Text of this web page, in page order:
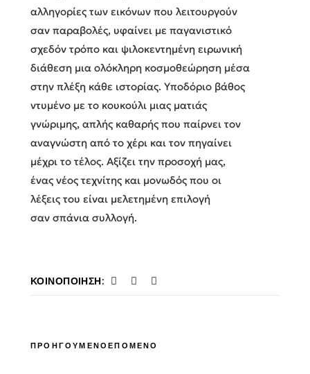
αλληγορίες των εικόνων που λειτουργούν
σαν παραβολές, υφαίνει με παγανιστικό
σχεδόν τρόπο και ψιλοκεντημένη ειρωνική
διάθεση μια ολόκληρη κοσμοθεώρηση μέσα
στην πλέξη κάθε ιστορίας. Υποδόριο βάθος
ντυμένο με το κουκούλι μιας ματιάς
γνώριμης, απλής καθαρής που παίρνει τον
αναγνώστη από το χέρι και τον πηγαίνει
μέχρι το τέλος. Αξίζει την προσοχή μας,
ένας νέος τεχνίτης και μονωδός που οι
λέξεις του είναι μελετημένη επιλογή
σαν σπάνια συλλογή.
ΚΟΙΝΟΠΟΊΗΣΗ:
ΠΡΟΗΓΟΥΜΕΝΟΕΠΟΜΕΝΟ